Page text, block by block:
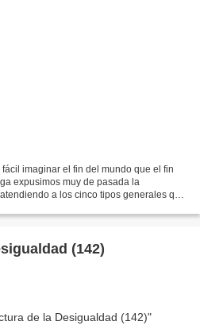
imaginar el fin del mundo que el fin
expusimos muy de pasada la
a los cinco tipos generales que
(142)